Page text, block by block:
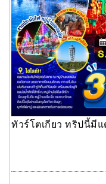
ทัวร์โตเกียว ทริปนี้มี